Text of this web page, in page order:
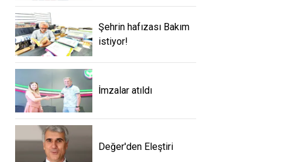
Şehrin hafızası Bakım
istiyor!
İmzalar atıldı
Değer'den Eleştiri